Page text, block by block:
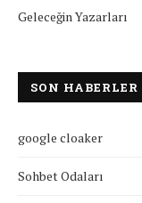
Geleceğin Yazarları
SON HABERLER
google cloaker
Sohbet Odaları